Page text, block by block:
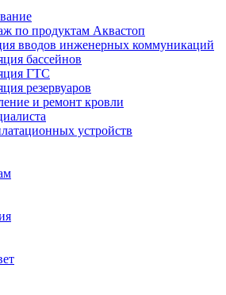
по продуктам Аквастоп
вводов инженерных коммуникаций
бассейнов
ГТС
резервуаров
и ремонт кровли
устройств